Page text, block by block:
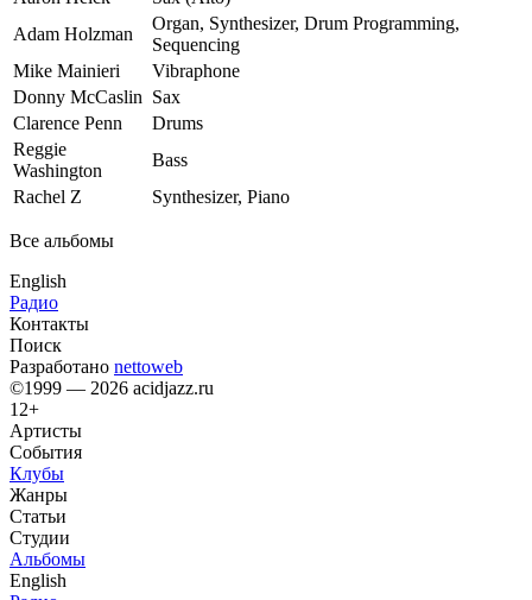
Adam Holzman
Organ, Synthesizer, Drum Programming,
Sequencing
Mike Mainieri
Vibraphone
Donny McCaslin Sax
Clarence Penn
Drums
Reggie
Washington
Bass
Rachel Z
Synthesizer, Piano
Все альбомы
English
Радио
Контакты
Поиск
Разработано nettoweb
©1999 — 2026 acidjazz.ru
12+
Артисты
События
Клубы
Жанры
Статьи
Студии
Альбомы
English